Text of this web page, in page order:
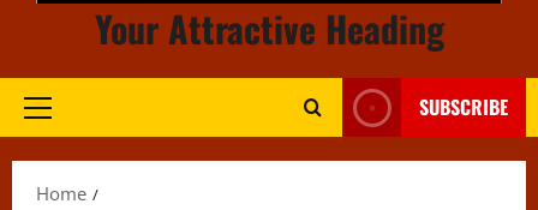
Your Attractive Heading
Primary
SUBSCRIBE
Home